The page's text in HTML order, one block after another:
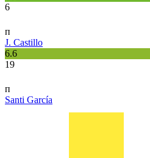
6
п
J. Castillo
6.6
19
п
Santi García